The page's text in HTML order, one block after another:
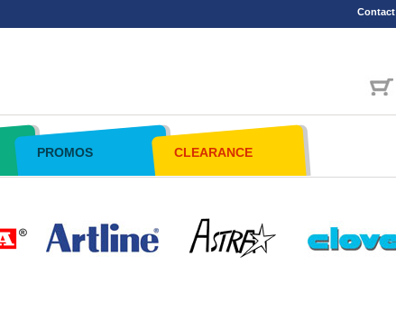
Contact
PROMOS CLEARANCE